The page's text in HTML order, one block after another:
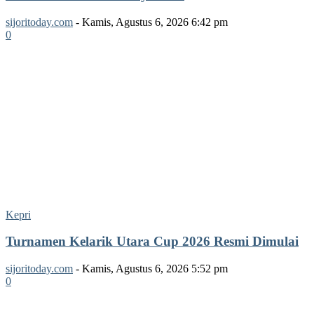
sijoritoday.com - Kamis, Agustus 6, 2026 6:42 pm
0
Kepri
Turnamen Kelarik Utara Cup 2026 Resmi Dimulai
sijoritoday.com - Kamis, Agustus 6, 2026 5:52 pm
0